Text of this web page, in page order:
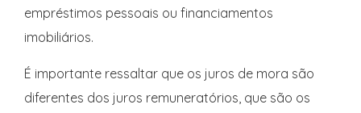
empréstimos pessoais ou financiamentos
imobiliários.
É importante ressaltar que os juros de mora são
diferentes dos juros remuneratórios, que são os